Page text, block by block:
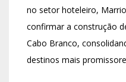
no setor hoteleiro,
confirmar a construção
Cabo Branco,
destinos mais